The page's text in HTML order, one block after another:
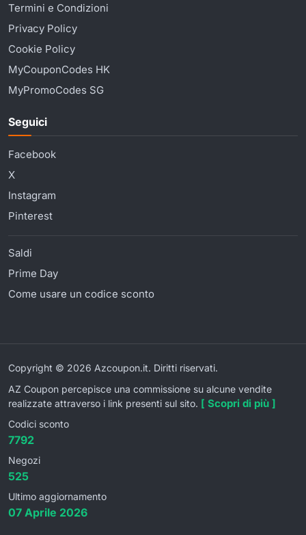
Termini e Condizioni
Privacy Policy
Cookie Policy
MyCouponCodes HK
MyPromoCodes SG
Seguici
Facebook
X
Instagram
Pinterest
Saldi
Prime Day
Come usare un codice sconto
Copyright © 2026 Azcoupon.it. Diritti riservati.
AZ Coupon percepisce una commissione su alcune vendite
realizzate attraverso i link presenti sul sito. [ Scopri di più ]
Codici sconto
7792
Negozi
525
Ultimo aggiornamento
07 Aprile 2026